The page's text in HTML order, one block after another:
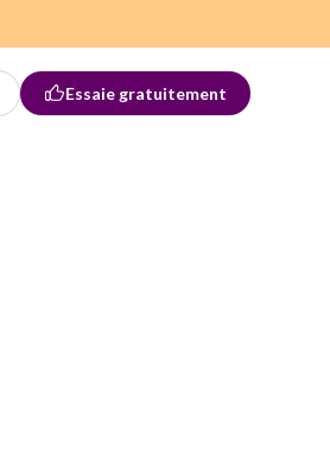
Essaie gratuitement